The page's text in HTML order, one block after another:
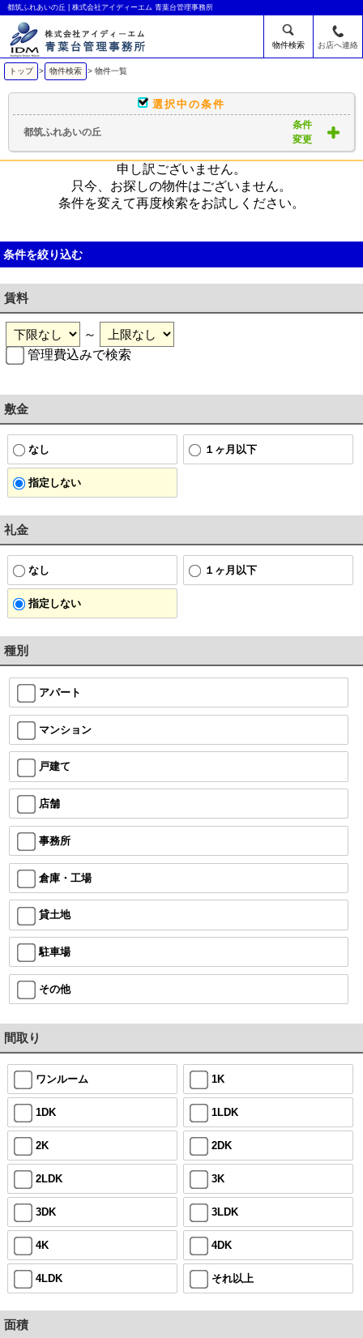
都筑ふれあいの丘 | 株式会社アイディーエム 青葉台管理事務所
物件検索 お店へ連絡
トップ > 物件検索 > 物件一覧
選択中の条件
都筑ふれあいの丘
条件
変更
申し訳ございません。
只今、お探しの物件はございません。
条件を変えて再度検索をお試しください。
条件を絞り込む
賃料
～
管理費込みで検索
敷金
なし １ヶ月以下
指定しない
礼金
なし １ヶ月以下
指定しない
種別
アパート
マンション
戸建て
店舗
事務所
倉庫・工場
貸土地
駐車場
その他
間取り
ワンルーム 1K
1DK 1LDK
2K 2DK
2LDK 3K
3DK 3LDK
4K 4DK
4LDK それ以上
面積